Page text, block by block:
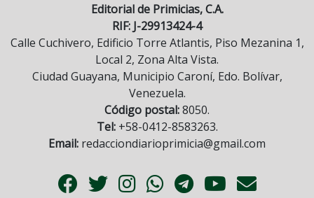
Editorial de Primicias, C.A.
RIF: J-29913424-4
Calle Cuchivero, Edificio Torre Atlantis, Piso Mezanina 1,
Local 2, Zona Alta Vista.
Ciudad Guayana, Municipio Caroní, Edo. Bolívar,
Venezuela.
Código postal:8050.
Tel:+58-0412-8583263.
Email: redacciondiarioprimicia@gmail.com